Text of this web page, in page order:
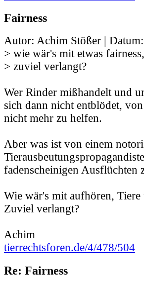
Fairness
Autor: Achim Stößer | Datum:
> wie wär's mit etwas
> zuviel verlangt?
Wer Rinder mißhandelt und
sich dann nicht entblödet,
nicht mehr zu helfen.
Aber was ist von einem
fadenscheinigen Ausflüchten
Wie wär's mit aufhören,
Zuviel verlangt?
Achim
tierrechtsforen.de/4/478/504
Re: Fairness